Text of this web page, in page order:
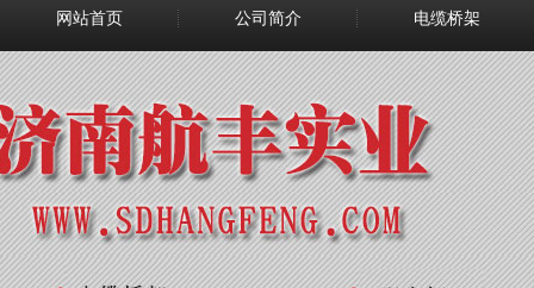
网站首页 公司简介 电缆桥架